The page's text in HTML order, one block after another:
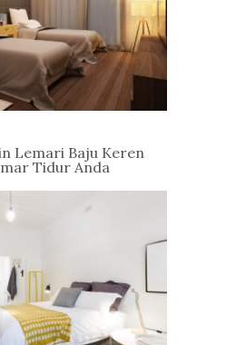
Lemari Baju Keren
Tidur Anda